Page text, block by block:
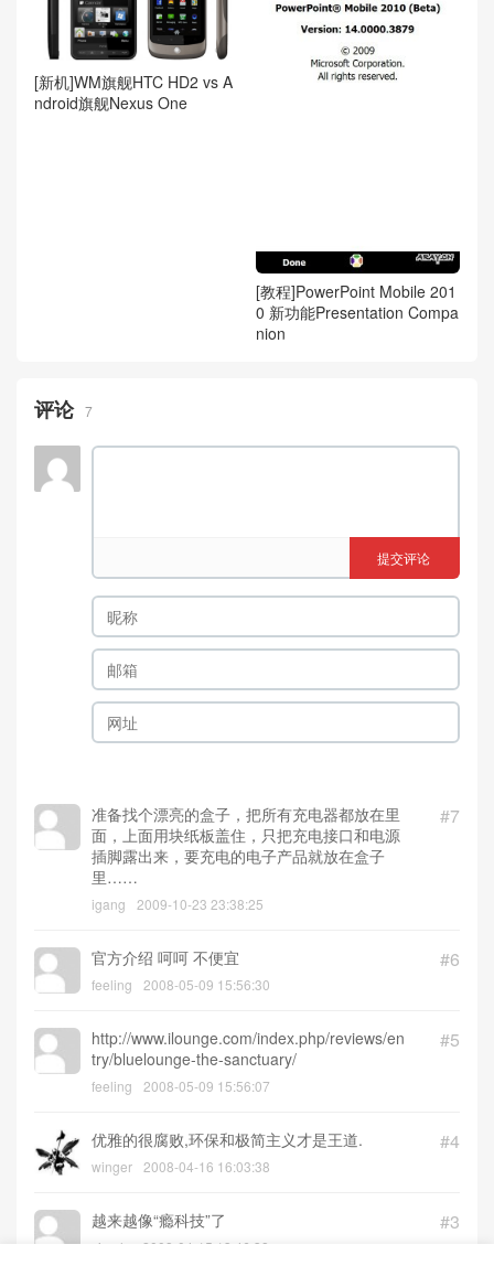
[新机]WM旗舰HTC HD2 vs A
ndroid旗舰Nexus One
[教程]PowerPoint Mobile 201
0 新功能Presentation Compa
nion
评论 7
提交评论
#7
准备找个漂亮的盒子，把所有充电器都放在里
面，上面用块纸板盖住，只把充电接口和电源
插脚露出来，要充电的电子产品就放在盒子
里……
igang 2009-10-23 23:38:25
#6
官方介绍 呵呵 不便宜
feeling 2008-05-09 15:56:30
#5
http://www.ilounge.com/index.php/reviews/en
try/bluelounge-the-sanctuary/
feeling 2008-05-09 15:56:07
#4
优雅的很腐败,环保和极简主义才是王道.
winger 2008-04-16 16:03:38
#3
越来越像“瘾科技”了
simple
2008-04-15 13:46:38